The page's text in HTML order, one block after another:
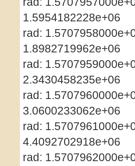
1.5954182228e+06
rad:
1.8982719962e+06
rad:
2.3430458235e+06
rad:
3.0600233062e+06
rad:
4.4092702918e+06
rad: